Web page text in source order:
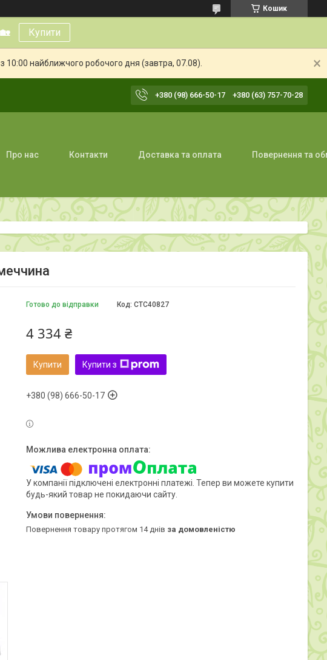
Кошик
Купити
10:00 найближчого робочого дня (завтра, 07.08).
+380 (98) 666-50-17 +380 (63) 757-70-28
Про нас Контакти Доставка та оплата Повернення та
Готово до відправки Код: CTC40827
4 334 ₴
Купити Купити з
+380 (98) 666-50-17
У компанії підключені електронні платежі. Тепер ви можете купити
будь-який товар не покидаючи сайту.
повернення товару протягом 14 днів за домовленістю